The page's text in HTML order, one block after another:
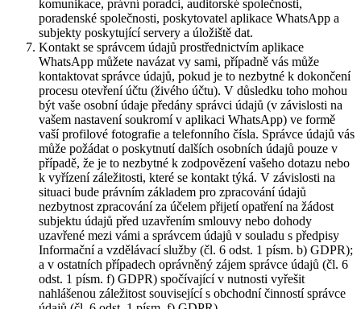
komunikace, právní poradci, auditorské společnosti,
poradenské společnosti, poskytovatel aplikace WhatsApp a
subjekty poskytující servery a úložiště dat.
Kontakt se správcem údajů prostřednictvím aplikace
WhatsApp můžete navázat vy sami, případně vás může
kontaktovat správce údajů, pokud je to nezbytné k dokončení
procesu otevření účtu (živého účtu). V důsledku toho mohou
být vaše osobní údaje předány správci údajů (v závislosti na
vašem nastavení soukromí v aplikaci WhatsApp) ve formě
vaší profilové fotografie a telefonního čísla. Správce údajů vás
může požádat o poskytnutí dalších osobních údajů pouze v
případě, že je to nezbytné k zodpovězení vašeho dotazu nebo
k vyřízení záležitosti, které se kontakt týká. V závislosti na
situaci bude právním základem pro zpracování údajů
nezbytnost zpracování za účelem přijetí opatření na žádost
subjektu údajů před uzavřením smlouvy nebo dohody
uzavřené mezi vámi a správcem údajů v souladu s předpisy
Informační a vzdělávací služby (čl. 6 odst. 1 písm. b) GDPR);
a v ostatních případech oprávněný zájem správce údajů (čl. 6
odst. 1 písm. f) GDPR) spočívající v nutnosti vyřešit
nahlášenou záležitost související s obchodní činností správce